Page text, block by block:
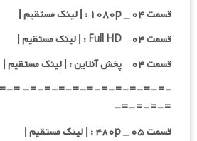
قسمت ۰۴ _ ۱۰۸۰p : | لینک مستقیم |
قسمت ۰۴ _ Full HD : | لینک مستقیم |
قسمت ۰۴ _ پخش آنلاین : | لینک مستقیم |
=-=-=- =-=-=-=-=-=-=-=-
=-=-=-=-
قسمت ۰۵ _ ۴۸۰p : | لینک مستقیم |